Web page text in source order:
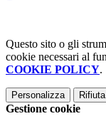
Questo sito o gli
cookie necessari al
COOKIE POLICY.
Personalizza
Gestione cookie